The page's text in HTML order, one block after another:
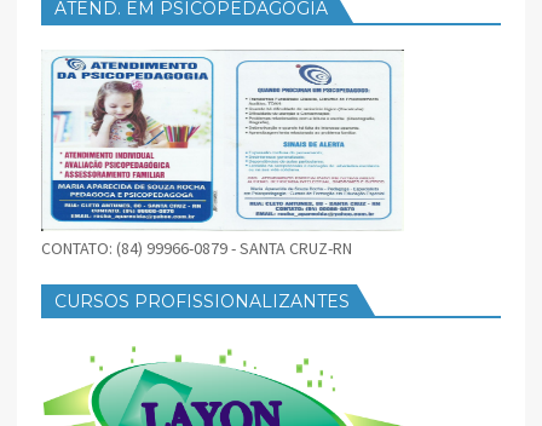
ATEND. EM PSICOPEDAGOGIA
CONTATO: (84) 99966-0879 - SANTA CRUZ-RN
CURSOS PROFISSIONALIZANTES